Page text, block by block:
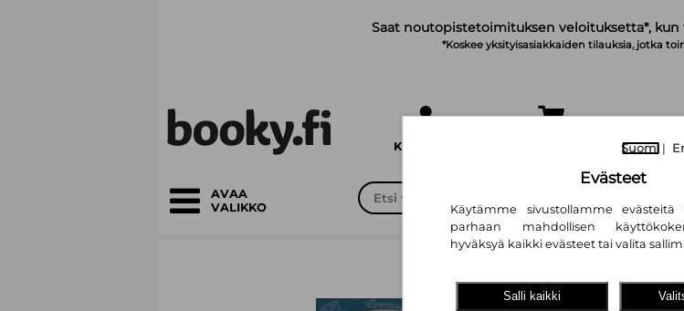
Saat noutopistetoimituksen veloituksetta*, kun
*Koskee yksityisasiakkaiden tilauksia, jotka
KIRJAUDU TILAA
AVAA
VALIKKO
I
Suomi |
Evästeet
Käytämme sivustollamme evästeitä
parhaan mahdollisen
hyväksyä kaikki evästeet tai valita
Salli kaikki